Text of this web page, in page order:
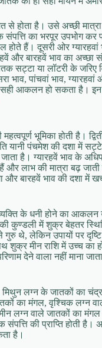
होता है। उसे अच्‍छी
संपत्ति का भरपूर उपभोग
होते हैं। दूसरी ओर
और बारहवें भाव का
सट्टा या लॉटरी के
पांचवां भाव,
आकलन हो सकता है। इन
भूमिका होती है।
यानी पंचमेश की दशा में
है। ग्‍यारहवें भाव के
लाभ की मात्रा बढ़
और बारहवें भाव की दशा में
व्‍यक्ति के धनी होने का
की कुण्‍डली में शुक्र बेहतर
से गुरु थे, लेकिन उपायों पर
मीन राशि में उच्‍च का
देने वाला नहीं माना
लग्‍न के जातकों का
का मंगल, वृश्चिक लग्‍न
लग्‍न वाले जातकों का
की प्राप्ति होती
है।